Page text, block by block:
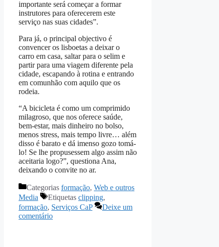
importante será começar a formar
instrutores para oferecerem este
serviço nas suas cidades”.
Para já, o principal objectivo é
convencer os lisboetas a deixar o
carro em casa, saltar para o selim e
partir para uma viagem diferente pela
cidade, escapando à rotina e entrando
em comunhão com aquilo que os
rodeia.
“A bicicleta é como um comprimido
milagroso, que nos oferece saúde,
bem-estar, mais dinheiro no bolso,
menos stress, mais tempo livre… além
disso é barato e dá imenso gozo tomá-
lo! Se lhe propusessem algo assim não
aceitaria logo?”, questiona Ana,
deixando o convite no ar.
Categorias formação, Web e outros
Media
Etiquetas clipping,
formação, Serviços CaP
Deixe um
comentário